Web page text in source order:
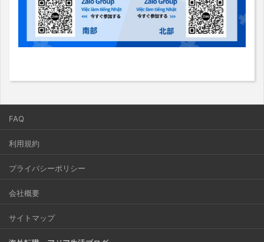
FAQ
利用規約
プライバシーポリシー
会社概要
サイトマップ